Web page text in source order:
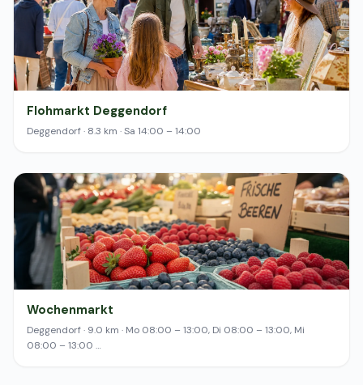
Flohmarkt Deggendorf
Deggendorf · 8.3 km · Sa 14:00 – 14:00
Wochenmarkt
Deggendorf · 9.0 km · Mo 08:00 – 13:00, Di 08:00 – 13:00, Mi
08:00 – 13:00 …